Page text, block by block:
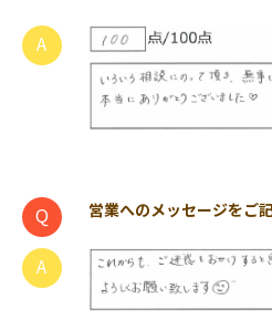
営業へのメッセージをご